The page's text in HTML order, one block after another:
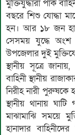
মুক্তিযুদ্ধারা পাক
বছরে শিশু যোদ্ধা
হন। আর ১৮ জন
সেসময় যুদ্ধে
উপজেলার দুই
স্থানীয় সূত্রে
বাহিনী স্থানীয়
নিরীহ নারী পুরুষকে
স্থানীয় থানায়
মাঝামাঝি সময়ে
হানাদার